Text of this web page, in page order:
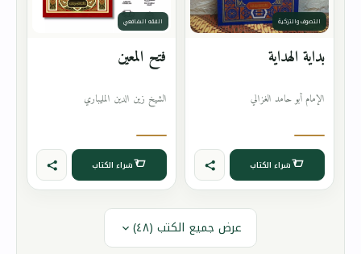
التصوف والتزكية
بداية الهداية
الإمام أبو حامد الغزالي
شراء الكتاب
الفقه الشافعي
فتح المعين
الشيخ زين الدين المليباري
شراء الكتاب
عرض جميع الكتب (٤٨)